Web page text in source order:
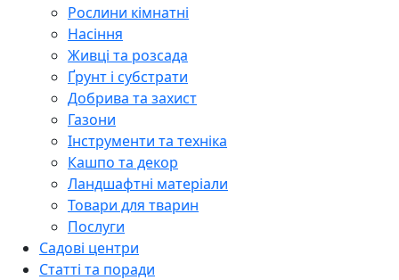
Рослини кімнатні
Насіння
Живці та розсада
Ґрунт і субстрати
Добрива та захист
Газони
Інструменти та техніка
Кашпо та декор
Ландшафтні матеріали
Товари для тварин
Послуги
Садові центри
Статті та поради